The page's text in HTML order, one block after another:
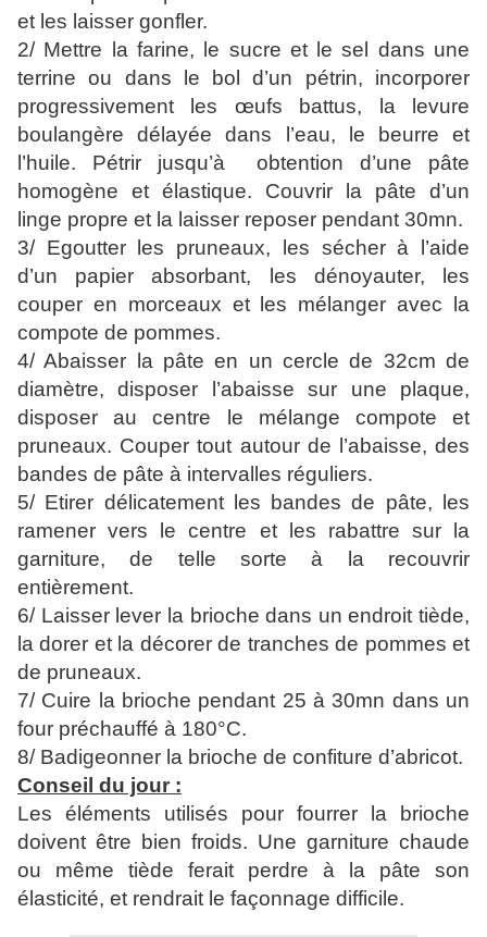
et les laisser gonfler.
2/ Mettre la farine, le sucre et le sel dans une
terrine ou dans le bol d’un pétrin, incorporer
progressivement les œufs battus, la levure
boulangère délayée dans l’eau, le beurre et
l’huile. Pétrir jusqu’à obtention d’une pâte
homogène et élastique.
Couvrir la pâte d’un
linge propre et la laisser reposer pendant 30mn.
3/ Egoutter les pruneaux, les sécher à l’aide
d’un papier absorbant, les dénoyauter, les
couper en morceaux et les mélanger avec la
compote de pommes.
4/ Abaisser la pâte en un cercle de 32cm de
diamètre, disposer l’abaisse sur une plaque,
disposer au centre le mélange compote et
pruneaux. Couper tout autour de l’abaisse, des
bandes de pâte à intervalles réguliers.
5/ Etirer délicatement les bandes de pâte, les
ramener vers le centre et les rabattre sur la
garniture, de telle sorte à la recouvrir
entièrement.
6/ Laisser lever la brioche dans un endroit tiède,
la dorer et la décorer de tranches de pommes et
de pruneaux.
7/ Cuire la brioche pendant 25 à 30mn dans un
four préchauffé à 180°C.
8/ Badigeonner la brioche de confiture d’abricot.
Conseil du jour :
Les éléments utilisés pour fourrer la brioche
doivent être bien froids. Une garniture chaude
ou même tiède ferait perdre à la pâte son
élasticité, et rendrait le façonnage difficile.